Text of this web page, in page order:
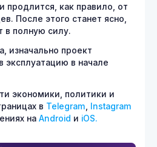
продлится, как правило, от
После этого станет ясно,
в полную силу.
изначально проект
эксплуатацию в начале
экономики, политики и
в Telegram
Instagram
на Android и iOS.